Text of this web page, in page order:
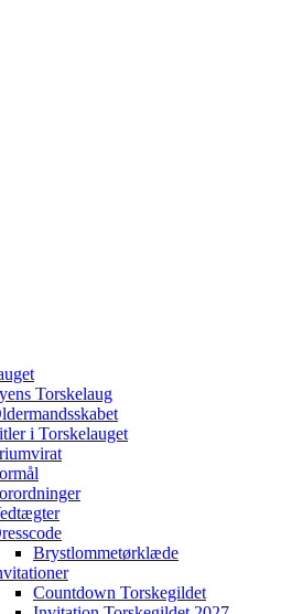
Torskelaug
i Torskelauget
Brystlommetørklæde
Countdown Torskegildet